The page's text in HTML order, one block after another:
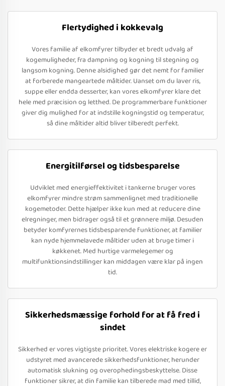
Flertydighed i kokkevalg
Vores familie af elkomfyrer tilbyder et bredt udvalg af
kogemuligheder, fra dampning og kogning til stegning og
langsom kogning. Denne alsidighed gør det nemt for familier
at forberede mangeartede måltider. Uanset om du laver ris,
suppe eller endda desserter, kan vores elkomfyrer klare det
hele med præcision og letthed. De programmerbare funktioner
giver dig mulighed for at indstille kogningstid og temperatur,
så dine måltider altid bliver tilberedt perfekt.
Energitilførsel og tidsbesparelse
Udviklet med energieffektivitet i tankerne bruger vores
elkomfyrer mindre strøm sammenlignet med traditionelle
kogemetoder. Dette hjælper ikke kun med at reducere dine
elregninger, men bidrager også til et grønnere miljø. Desuden
betyder komfyrernes tidsbesparende funktioner, at familier
kan nyde hjemmelavede måltider uden at bruge timer i
køkkenet. Med hurtige varmelegemer og
multifunktionsindstillinger kan middagen være klar på ingen
tid.
Sikkerhedsmæssige forhold for at få fred i
sindet
Sikkerhed er vores vigtigste prioritet. Vores elektriske kogere er
udstyret med avancerede sikkerhedsfunktioner, herunder
automatisk slukning og overophedingsbeskyttelse. Disse
funktioner sikrer, at din familie kan tilberede mad med tillid,